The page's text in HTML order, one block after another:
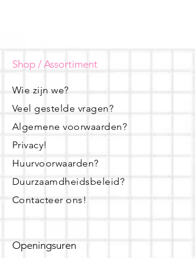
Shop / Assortiment
Wie zijn we?
Veel gestelde vragen?
Algemene voorwaarden?
Privacy!
Huurvoorwaarden?
Duurzaamdheidsbeleid?
Contacteer ons!
Openingsuren